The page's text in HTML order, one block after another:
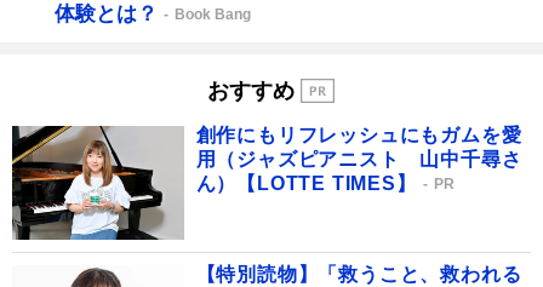
体験とは？
Book Bang
おすすめ
創作にもリフレッシュにもガムを愛
用（ジャズピアニスト 山中千尋さ
ん）【LOTTE TIMES】
PR
【特別読物】「救うこと、救われる